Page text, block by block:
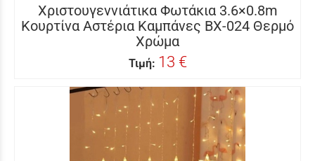
Χριστουγεννιάτικα Φωτάκια 3.6×0.8m
Κουρτίνα Αστέρια Καμπάνες BX-024 Θερμό
Χρώμα
Τιμή: 13 €